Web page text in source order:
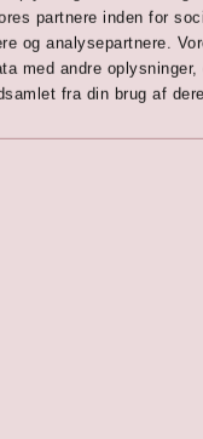
partnere inden for
og analysepartnere.
med andre
fra din brug af